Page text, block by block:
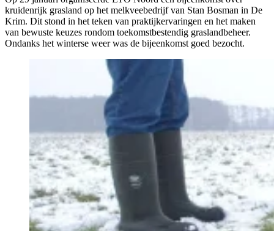
kruidenrijk grasland op het melkveebedrijf van Stan Bosman in De
Krim. Dit stond in het teken van praktijkervaringen en het maken
van bewuste keuzes rondom toekomstbestendig graslandbeheer.
Ondanks het winterse weer was de bijeenkomst goed bezocht.